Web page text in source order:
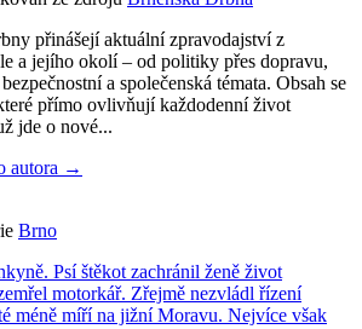
přinášejí aktuální zpravodajství z
a jejího okolí – od politiky přes dopravu,
a společenská témata. Obsah se
přímo ovlivňují každodenní život
jde o nové...
autora →
Brno
Psí štěkot zachránil ženě život
motorkář. Zřejmě nezvládl řízení
méně míří na jižní Moravu. Nejvíce však